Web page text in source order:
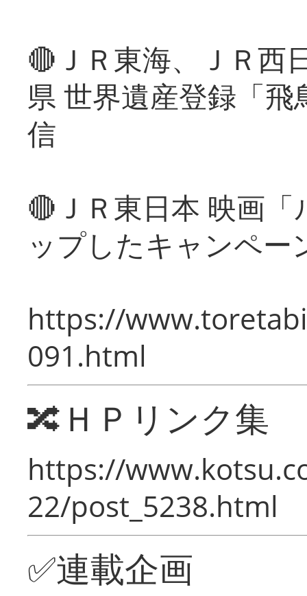
🔴ＪＲ東海、ＪＲ西
県 世界遺産登録「
信
🔴ＪＲ東日本 映画
ップしたキャンペー
https://
091.html
🔀ＨＰリンク集
https://
22/post_5238.html
✅連載企画